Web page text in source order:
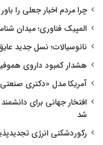
چرا مردم اخبار جعلی را
المپیک فناوری؛ میدان
نانوسیالات؛ نسل جدید
هشدار کمبود داروی
آمریکا مدل «دکتری
افتخار جهانی برای
شد
رکوردشکنی انرژی تجدیدپذیر با ۵۸۰۰